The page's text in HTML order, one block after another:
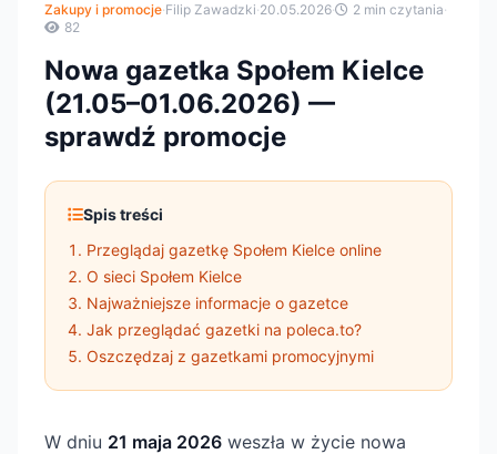
Zakupy i promocje·Filip Zawadzki·20.05.2026· 2 min czytania·
82
Nowa gazetka Społem Kielce
(21.05–01.06.2026) —
sprawdź promocje
Spis treści
Przeglądaj gazetkę Społem Kielce online
O sieci Społem Kielce
Najważniejsze informacje o gazetce
Jak przeglądać gazetki na poleca.to?
Oszczędzaj z gazetkami promocyjnymi
W dniu 21 maja 2026 weszła w życie nowa